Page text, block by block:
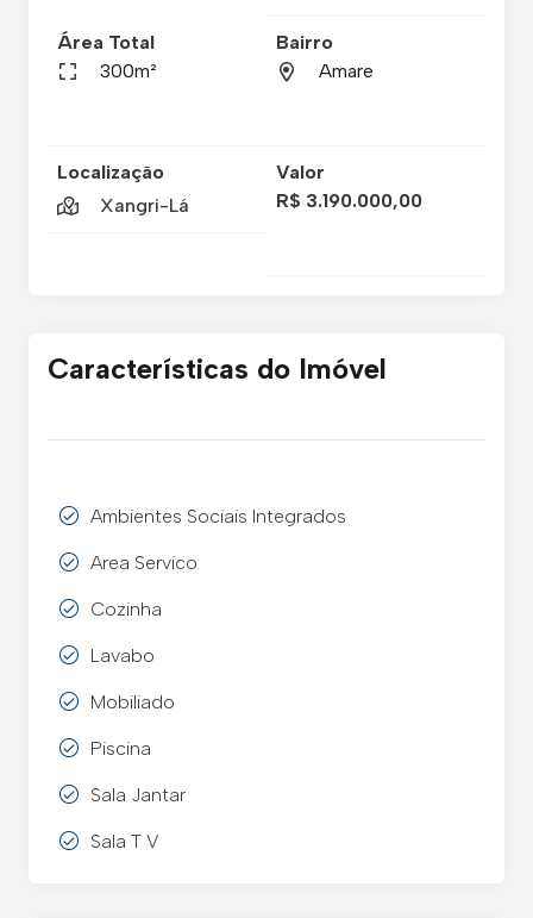
Área Total
300m²
Bairro
Amare
Localização
Xangri-Lá
Valor
R$ 3.190.000,00
Características do Imóvel
Ambientes Sociais Integrados
Area Servico
Cozinha
Lavabo
Mobiliado
Piscina
Sala Jantar
Sala T V